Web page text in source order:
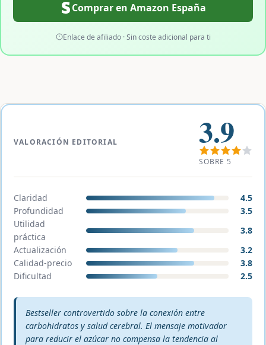
Comprar en Amazon España
Enlace de afiliado · Sin coste adicional para ti
VALORACIÓN EDITORIAL 3.9
SOBRE 5
Claridad
4.5
Profundidad
3.5
Utilidad
práctica
3.8
Actualización
3.2
Calidad-precio
3.8
Dificultad
2.5
Veredicto editorial:
Bestseller controvertido sobre la conexión entre
carbohidratos y salud cerebral. El mensaje motivador
para reducir el azúcar no compensa la tendencia al